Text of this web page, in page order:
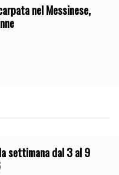
nel Messinese,
settimana dal 3 al 9